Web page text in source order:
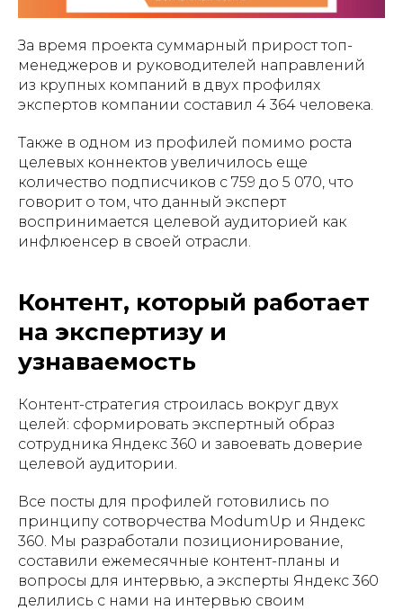
За время проекта суммарный прирост топ-
менеджеров и руководителей направлений
из крупных компаний в двух профилях
экспертов компании составил 4 364 человека.
Также в одном из профилей помимо роста
целевых коннектов увеличилось еще
количество подписчиков с 759 до 5 070, что
говорит о том, что данный эксперт
воспринимается целевой аудиторией как
инфлюенсер в своей отрасли.
Контент, который работает
на экспертизу и
узнаваемость
Контент-стратегия строилась вокруг двух
целей: сформировать экспертный образ
сотрудника Яндекс 360 и завоевать доверие
целевой аудитории.
Все посты для профилей готовились по
принципу сотворчества ModumUp и Яндекс
360. Мы разработали позиционирование,
составили ежемесячные контент-планы и
вопросы для интервью, а эксперты Яндекс 360
делились с нами на интервью своим